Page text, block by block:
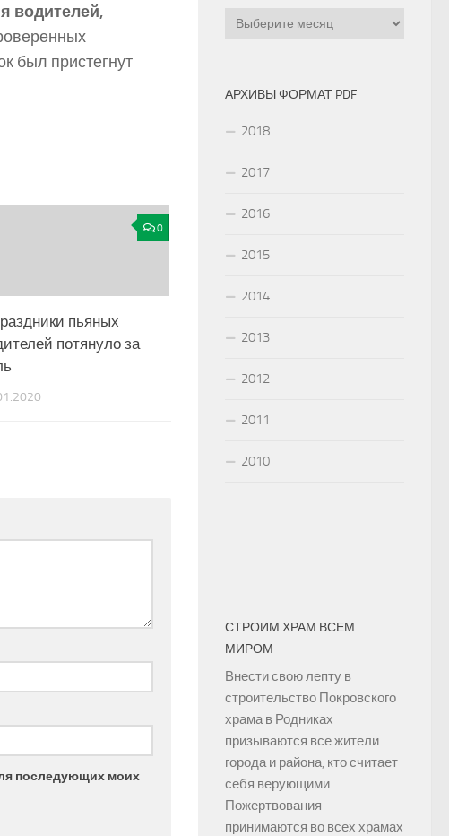
водителей,
был пристегнут
0
пьяных
потянуло за
последующих моих
Архивы
АРХИВЫ ФОРМАТ PDF
2018
2017
2016
2015
2014
2013
2012
2011
2010
СТРОИМ ХРАМ ВСЕМ
МИРОМ
Внести свою лепту в
строительство Покровского
храма в Родниках
призываются все жители
города и района, кто считает
себя верующими.
Пожертвования
принимаются во всех храмах